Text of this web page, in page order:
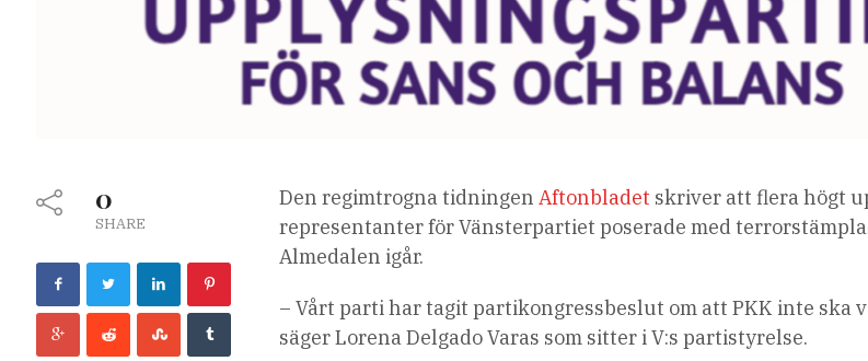
0
SHARE
Den regimtrogna tidningenAftonbladet skriver att flera högt
representanter för Vänsterpartiet poserade med
Almedalen igår.
– Vårt parti har tagit partikongressbeslut om att PKK inte ska
säger Lorena Delgado Varas som sitter i V:s partistyrelse.